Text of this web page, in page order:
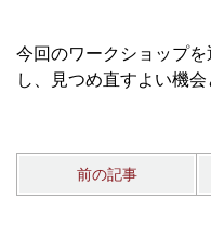
今回のワークショップ
し、見つめ直すよい機会
前の記事